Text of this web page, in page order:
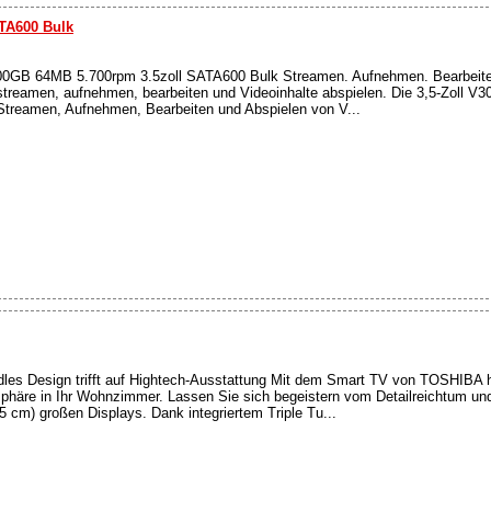
Bulk
64MB 5.700rpm 3.5zoll SATA600 Bulk Streamen. Aufnehmen.
aufnehmen, bearbeiten und Videoinhalte abspielen. Die 3,5-Zoll
Aufnehmen, Bearbeiten und Abspielen von V...
Design trifft auf Hightech-Ausstattung Mit dem Smart TV von TOSHIBA
in Ihr Wohnzimmer. Lassen Sie sich begeistern vom Detailreichtum
cm) großen Displays. Dank integriertem Triple Tu...